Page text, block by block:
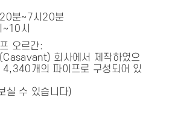
분~7시20분
시
오르간:
회사에서 제작하였으
개의 파이프로 구성되어 있
실 수 있습니다)